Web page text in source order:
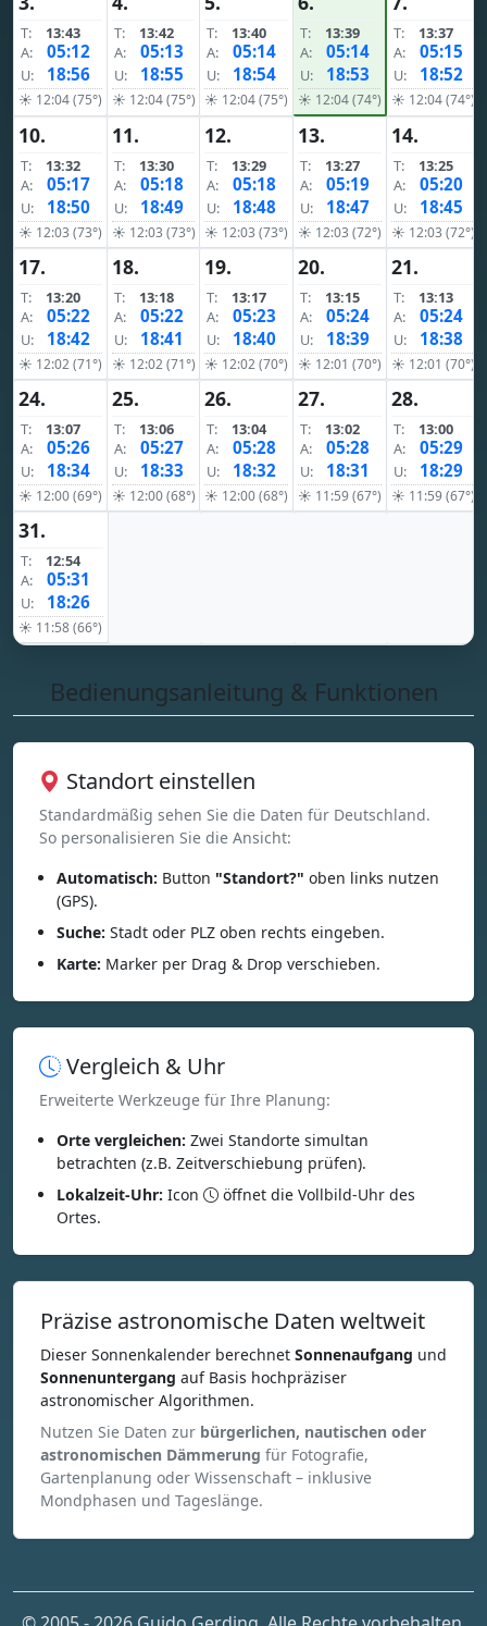
T:
13:43
A:
05:12
U: 18:56
☀ 12:04 (75°)
T:
13:42
A:
05:13
U: 18:55
☀ 12:04 (75°)
T:
13:40
A:
05:14
U: 18:54
☀ 12:04 (75°)
T:
13:39
A:
05:14
U: 18:53
☀ 12:04 (74°)
T:
13:37
A:
05:15
U: 18:52
☀ 12:04 (74°)
10.
T:
13:32
A:
05:17
U: 18:50
☀ 12:03 (73°)
11.
T:
13:30
A:
05:18
U: 18:49
☀ 12:03 (73°)
12.
T:
13:29
A:
05:18
U: 18:48
☀ 12:03 (73°)
13.
T:
13:27
A:
05:19
U: 18:47
☀ 12:03 (72°)
14.
T:
13:25
A:
05:20
U: 18:45
☀ 12:03 (72°)
17.
T:
13:20
A:
05:22
U: 18:42
☀ 12:02 (71°)
18.
T:
13:18
A:
05:22
U: 18:41
☀ 12:02 (71°)
19.
T:
13:17
A:
05:23
U: 18:40
☀ 12:02 (70°)
20.
T:
13:15
A:
05:24
U: 18:39
☀ 12:01 (70°)
21.
T:
13:13
A:
05:24
U: 18:38
☀ 12:01 (70°)
24.
T:
13:07
A:
05:26
U: 18:34
☀ 12:00 (69°)
25.
T:
13:06
A:
05:27
U: 18:33
☀ 12:00 (68°)
26.
T:
13:04
A:
05:28
U: 18:32
☀ 12:00 (68°)
27.
T:
13:02
A:
05:28
U: 18:31
☀ 11:59 (67°)
28.
T:
13:00
A:
05:29
U: 18:29
☀ 11:59 (67°)
31.
T:
12:54
A:
05:31
U: 18:26
☀ 11:58 (66°)
Bedienungsanleitung & Funktionen
Standort einstellen
Standardmäßig sehen Sie die Daten für Deutschland.
So personalisieren Sie die Ansicht:
Automatisch: Button "Standort?" oben links nutzen
(GPS).
Suche: Stadt oder PLZ oben rechts eingeben.
Karte: Marker per Drag & Drop verschieben.
Vergleich & Uhr
Erweiterte Werkzeuge für Ihre Planung:
Orte vergleichen: Zwei Standorte simultan
betrachten (z.B. Zeitverschiebung prüfen).
Lokalzeit-Uhr: Icon
öffnet die Vollbild-Uhr des
Ortes.
Präzise astronomische Daten weltweit
Dieser Sonnenkalender berechnet Sonnenaufgang und
Sonnenuntergang auf Basis hochpräziser
astronomischer Algorithmen.
Nutzen Sie Daten zur bürgerlichen, nautischen oder
astronomischen Dämmerung für Fotografie,
Gartenplanung oder Wissenschaft – inklusive
Mondphasen und Tageslänge.